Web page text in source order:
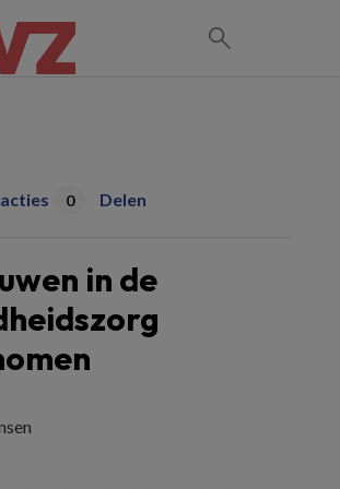
0 Delen
in de